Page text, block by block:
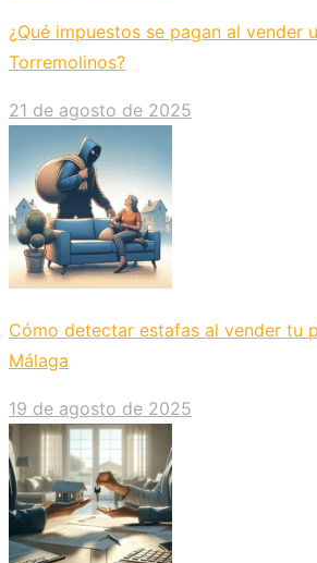
¿Qué impuestos se pagan al vender
Torremolinos?
21 de agosto de 2025
Cómo detectar estafas al vender tu
Málaga
19 de agosto de 2025